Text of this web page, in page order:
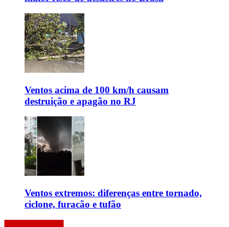
Ventos acima de 100 km/h causam
destruição e apagão no RJ
Ventos extremos: diferenças entre tornado,
ciclone, furacão e tufão